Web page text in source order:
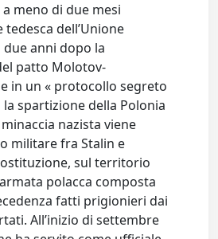
meno di due mesi
tedesca dell’Unione
due anni dopo la
patto Molotov-
in un « protocollo segreto
la spartizione della Polonia
nazista viene
militare fra Stalin e
sul territorio
polacca composta
fatti prigionieri dai
All’inizio di settembre